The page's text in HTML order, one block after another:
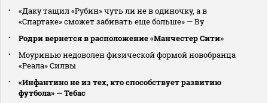
«Даку тащил «Рубин» чуть ли не в одиночку, а в
«Спартаке» сможет забивать еще больше» — Ву
Родри вернется в расположение «Манчестер Сити»
Моуринью недоволен физической формой новобранца
«Реала» Силвы
«Инфантино не из тех, кто способствует развитию
футбола» — Тебас